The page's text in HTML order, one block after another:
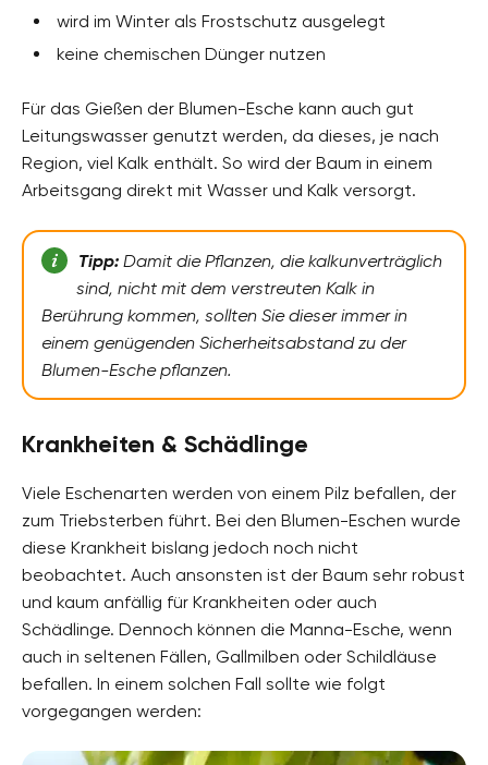
wird im Winter als Frostschutz ausgelegt
keine chemischen Dünger nutzen
Für das Gießen der Blumen-Esche kann auch gut
Leitungswasser genutzt werden, da dieses, je nach
Region, viel Kalk enthält. So wird der Baum in einem
Arbeitsgang direkt mit Wasser und Kalk versorgt.
Tipp:Damit die Pflanzen, die kalkunverträglich
sind, nicht mit dem verstreuten Kalk in
Berührung kommen, sollten Sie dieser immer in
einem genügenden Sicherheitsabstand zu der
Blumen-Esche pflanzen.
Krankheiten & Schädlinge
Viele Eschenarten werden von einem Pilz befallen, der
zum Triebsterben führt. Bei den Blumen-Eschen wurde
diese Krankheit bislang jedoch noch nicht
beobachtet. Auch ansonsten ist der Baum sehr robust
und kaum anfällig für Krankheiten oder auch
Schädlinge. Dennoch können die Manna-Esche, wenn
auch in seltenen Fällen, Gallmilben oder Schildläuse
befallen. In einem solchen Fall sollte wie folgt
vorgegangen werden: